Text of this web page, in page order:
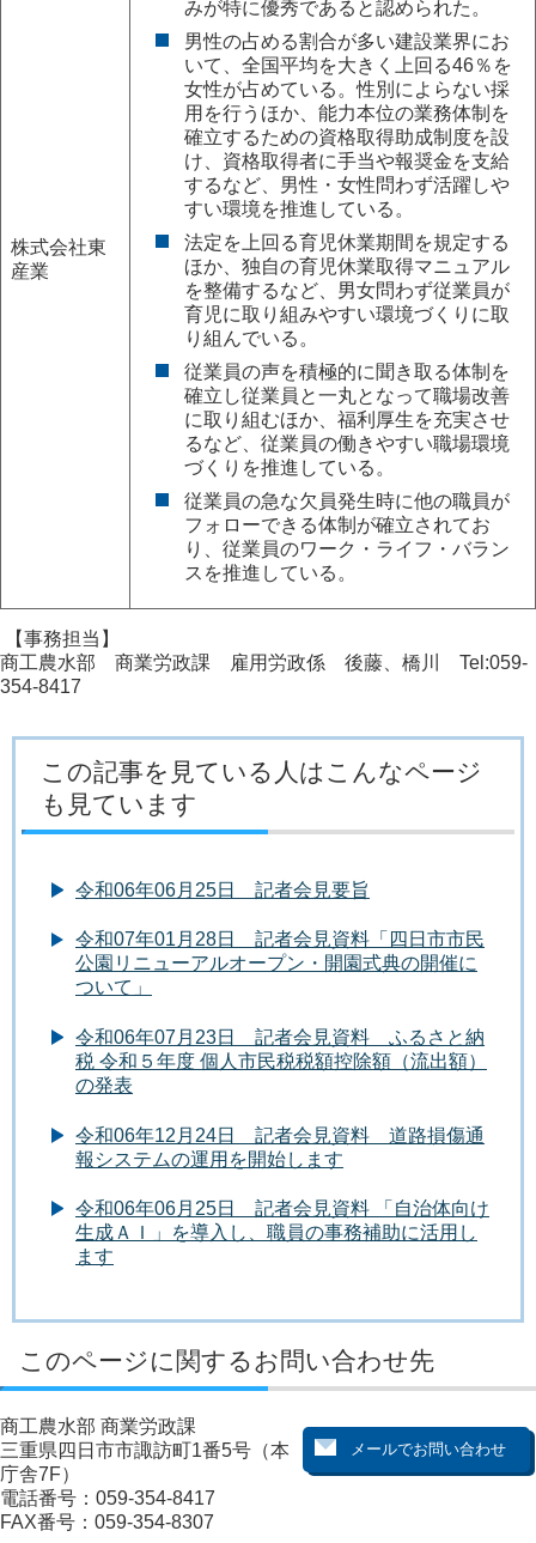
株式会社東
産業
みが特に優秀であると認められた。
男性の占める割合が多い建設業界にお
いて、全国平均を大きく上回る46％を
女性が占めている。性別によらない採
用を行うほか、能力本位の業務体制を
確立するための資格取得助成制度を設
け、資格取得者に手当や報奨金を支給
するなど、男性・女性問わず活躍しや
すい環境を推進している。
法定を上回る育児休業期間を規定する
ほか、独自の育児休業取得マニュアル
を整備するなど、男女問わず従業員が
育児に取り組みやすい環境づくりに取
り組んでいる。
従業員の声を積極的に聞き取る体制を
確立し従業員と一丸となって職場改善
に取り組むほか、福利厚生を充実させ
るなど、従業員の働きやすい職場環境
づくりを推進している。
従業員の急な欠員発生時に他の職員が
フォローできる体制が確立されてお
り、従業員のワーク・ライフ・バラン
スを推進している。
【事務担当】
商工農水部 商業労政課 雇用労政係 後藤、橋川 Tel:059-
354-8417
この記事を見ている人はこんなページ
も見ています
令和06年06月25日 記者会見要旨
令和07年01月28日 記者会見資料「四日市市民
公園リニューアルオープン・開園式典の開催に
ついて」
令和06年07月23日 記者会見資料 ふるさと納
税 令和５年度 個人市民税税額控除額（流出額）
の発表
令和06年12月24日 記者会見資料 道路損傷通
報システムの運用を開始します
令和06年06月25日 記者会見資料 「自治体向け
生成ＡＩ」を導入し、職員の事務補助に活用し
ます
このページに関するお問い合わせ先
商工農水部 商業労政課
三重県四日市市諏訪町1番5号（本
庁舎7F）
電話番号：059-354-8417
FAX番号：059-354-8307